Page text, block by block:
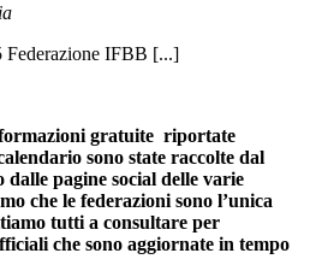
Federazione IFBB [...]
gratuite riportate
sono state raccolte dal
pagine social delle varie
che le federazioni sono l’unica
tutti a consultare per
che sono aggiornate in tempo